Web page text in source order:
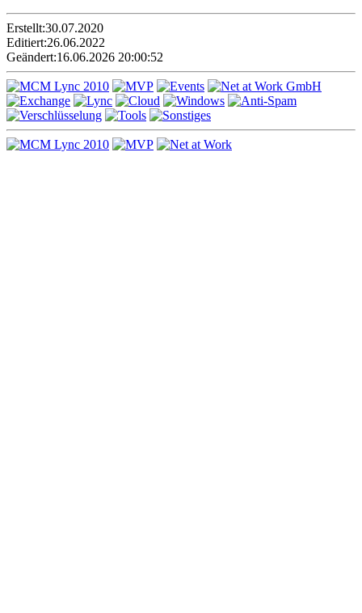
Erstellt:30.07.2020
Editiert:26.06.2022
Geändert:16.06.2026 20:00:52